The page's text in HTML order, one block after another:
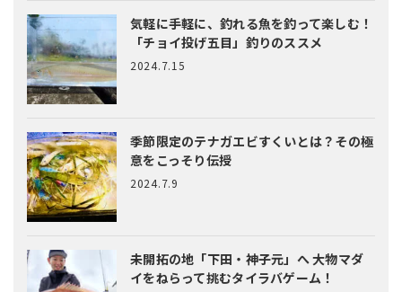
気軽に手軽に、釣れる魚を釣って楽しむ！
「チョイ投げ五目」釣りのススメ
2024.7.15
季節限定のテナガエビすくいとは？ その極
意をこっそり伝授
2024.7.9
未開拓の地「下田・神子元」へ大物マダ
イをねらって挑むタイラバゲーム！